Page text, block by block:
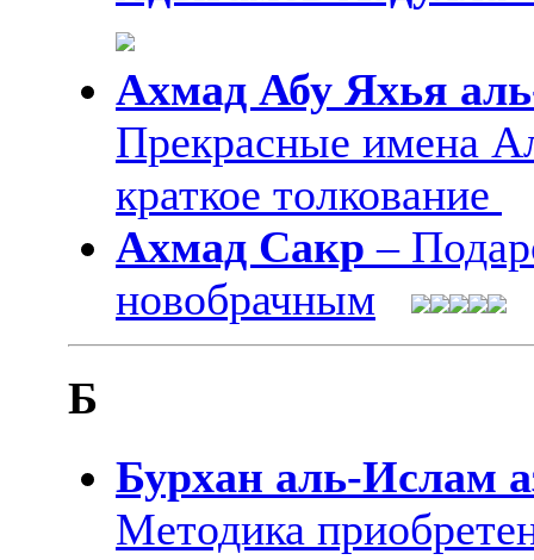
Ахмад Абу Яхья
Прекрасные имена
краткое толкование
Ахмад Сакр –
новобрачным
Б
Бурхан аль-Ислам
Методика